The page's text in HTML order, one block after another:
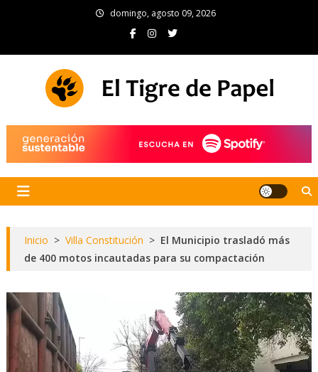
domingo, agosto 09, 2026
Inicio > Villa Constitución > El Municipio trasladó más
de 400 motos incautadas para su compactación